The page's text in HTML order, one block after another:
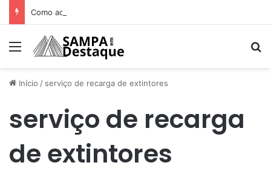
Menu
Início / serviço de recarga de extintores
serviço de recarga
de extintores